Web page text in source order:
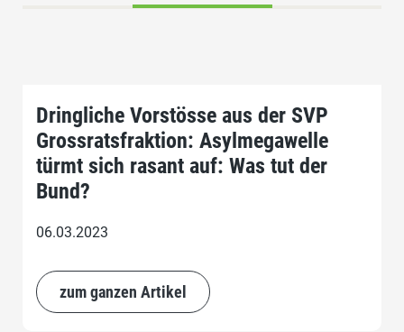
Dringliche Vorstösse aus der SVP
Grossratsfraktion: Asylmegawelle
türmt sich rasant auf: Was tut der
Bund?
06.03.2023
zum ganzen Artikel